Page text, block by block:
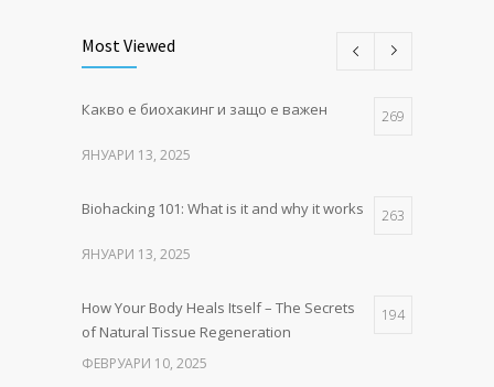
Most Viewed
Какво е биохакинг и защо е важен 269
ЯНУАРИ 13, 2025
Biohacking 101: What is it and why it works 263
ЯНУАРИ 13, 2025
How Your Body Heals Itself – The Secrets
of Natural Tissue Regeneration
194
ФЕВРУАРИ 10, 2025